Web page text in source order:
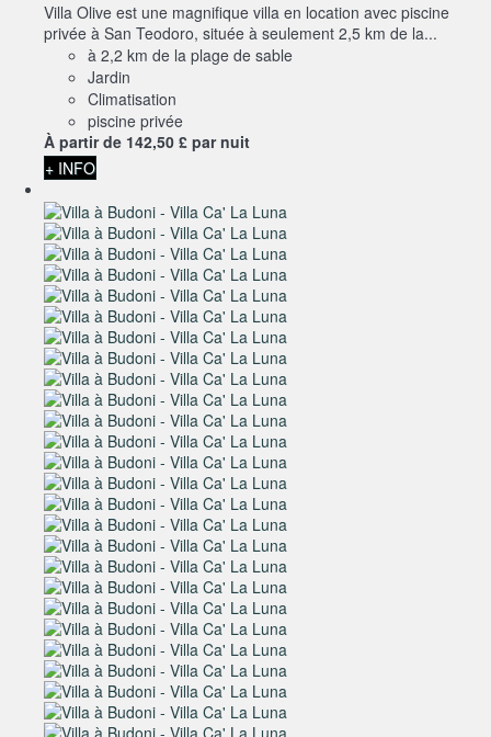
Villa Olive est une magnifique villa en location avec piscine
privée à San Teodoro, située à seulement 2,5 km de la...
à 2,2 km de la plage de sable
Jardin
Climatisation
piscine privée
À partir de 142,50 £ par nuit
+ INFO